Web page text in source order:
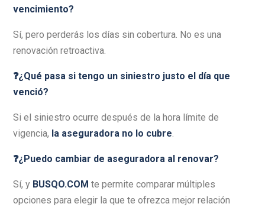
vencimiento?
Sí, pero perderás los días sin cobertura. No es una
renovación retroactiva.
❓¿Qué pasa si tengo un siniestro justo el día que
venció?
Si el siniestro ocurre después de la hora límite de
vigencia, la aseguradora no lo cubre.
❓¿Puedo cambiar de aseguradora al renovar?
Sí, y BUSQO.COM te permite comparar múltiples
opciones para elegir la que te ofrezca mejor relación